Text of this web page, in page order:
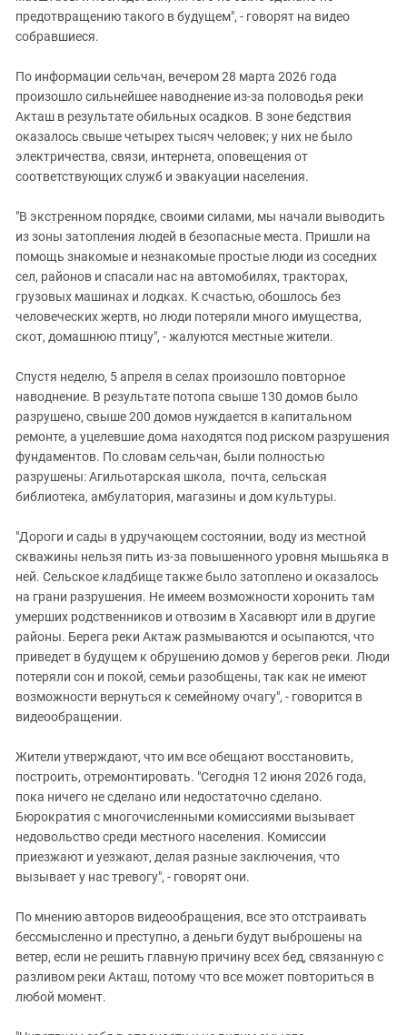
предотвращению такого в будущем", - говорят на видео
собравшиеся.
По информации сельчан, вечером 28 марта 2026 года
произошло сильнейшее наводнение из-за половодья реки
Акташ в результате обильных осадков. В зоне бедствия
оказалось свыше четырех тысяч человек; у них не было
электричества, связи, интернета, оповещения от
соответствующих служб и эвакуации населения.
"В экстренном порядке, своими силами, мы начали выводить
из зоны затопления людей в безопасные места. Пришли на
помощь знакомые и незнакомые простые люди из соседних
сел, районов и спасали нас на автомобилях, тракторах,
грузовых машинах и лодках. К счастью, обошлось без
человеческих жертв, но люди потеряли много имущества,
скот, домашнюю птицу", - жалуются местные жители.
Спустя неделю, 5 апреля в селах произошло повторное
наводнение. В результате потопа свыше 130 домов было
разрушено, свыше 200 домов нуждается в капитальном
ремонте, а уцелевшие дома находятся под риском разрушения
фундаментов. По словам сельчан, были полностью
разрушены: Агильотарская школа, почта, сельская
библиотека, амбулатория, магазины и дом культуры.
"Дороги и сады в удручающем состоянии, воду из местной
скважины нельзя пить из-за повышенного уровня мышьяка в
ней. Сельское кладбище также было затоплено и оказалось
на грани разрушения. Не имеем возможности хоронить там
умерших родственников и отвозим в Хасавюрт или в другие
районы. Берега реки Актаж размываются и осыпаются, что
приведет в будущем к обрушению домов у берегов реки. Люди
потеряли сон и покой, семьи разобщены, так как не имеют
возможности вернуться к семейному очагу", - говорится в
видеообращении.
Жители утверждают, что им все обещают восстановить,
построить, отремонтировать. "Сегодня 12 июня 2026 года,
пока ничего не сделано или недостаточно сделано.
Бюрократия с многочисленными комиссиями вызывает
недовольство среди местного населения. Комиссии
приезжают и уезжают, делая разные заключения, что
вызывает у нас тревогу", - говорят они.
По мнению авторов видеообращения, все это отстраивать
бессмысленно и преступно, а деньги будут выброшены на
ветер, если не решить главную причину всех бед, связанную с
разливом реки Акташ, потому что все может повториться в
любой момент.